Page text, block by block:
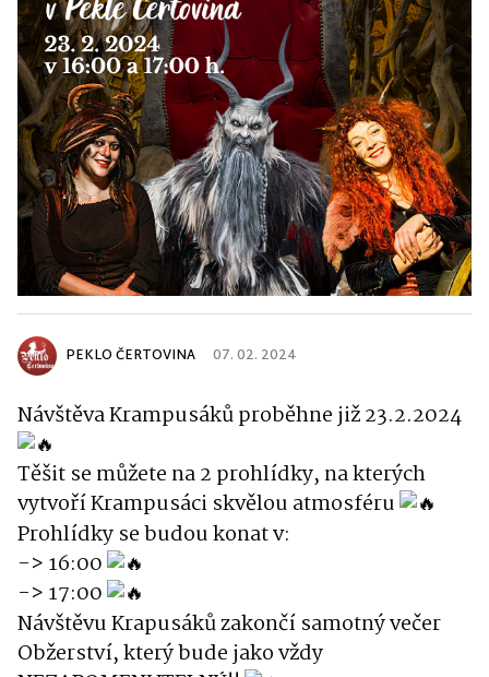
PEKLO ČERTOVINA 07. 02. 2024
Návštěva Krampusáků proběhne již 23.2.2024
Těšit se můžete na 2 prohlídky, na kterých
vytvoří Krampusáci skvělou atmosféru
Prohlídky se budou konat v:
-> 16:00
-> 17:00
Návštěvu Krapusáků zakončí samotný večer
Obžerství, který bude jako vždy